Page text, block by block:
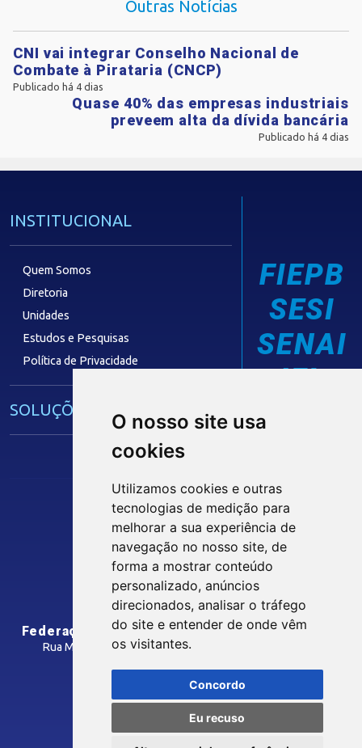
O nosso site usa
cookies
Utilizamos cookies e outras
tecnologias de medição para
melhorar a sua experiência de
navegação no nosso site, de
forma a mostrar conteúdo
personalizado, anúncios
direcionados, analisar o tráfego
do site e entender de onde vêm
os visitantes.
Concordo
Eu recuso
Outras Notícias
CNI vai integrar Conselho Nacional de
Combate à Pirataria (CNCP)
Publicado há 4 dias
Quase 40% das empresas industriais
preveem alta da dívida bancária
Publicado há 4 dias
INSTITUCIONAL
Quem Somos
Diretoria
Unidades
Estudos e Pesquisas
Política de Privacidade
SOLUÇÕES E SERVIÇOS
Núcleo de Acesso ao Crédito
Centro Internacional de Negócios -
CONTRIBUIÇÃO SINDICAL
SINDICATOS FILIADOS
FIEPB
SESI
SENAI
IEL
Siga nossas Redes Sociais
INTRANET
Federação das Indústrias do Estado da Paraíba
Rua Manoel Gonçalves Guimarães, 195 - José Pinheiro
Como Chegar
© 2026 FIEPB